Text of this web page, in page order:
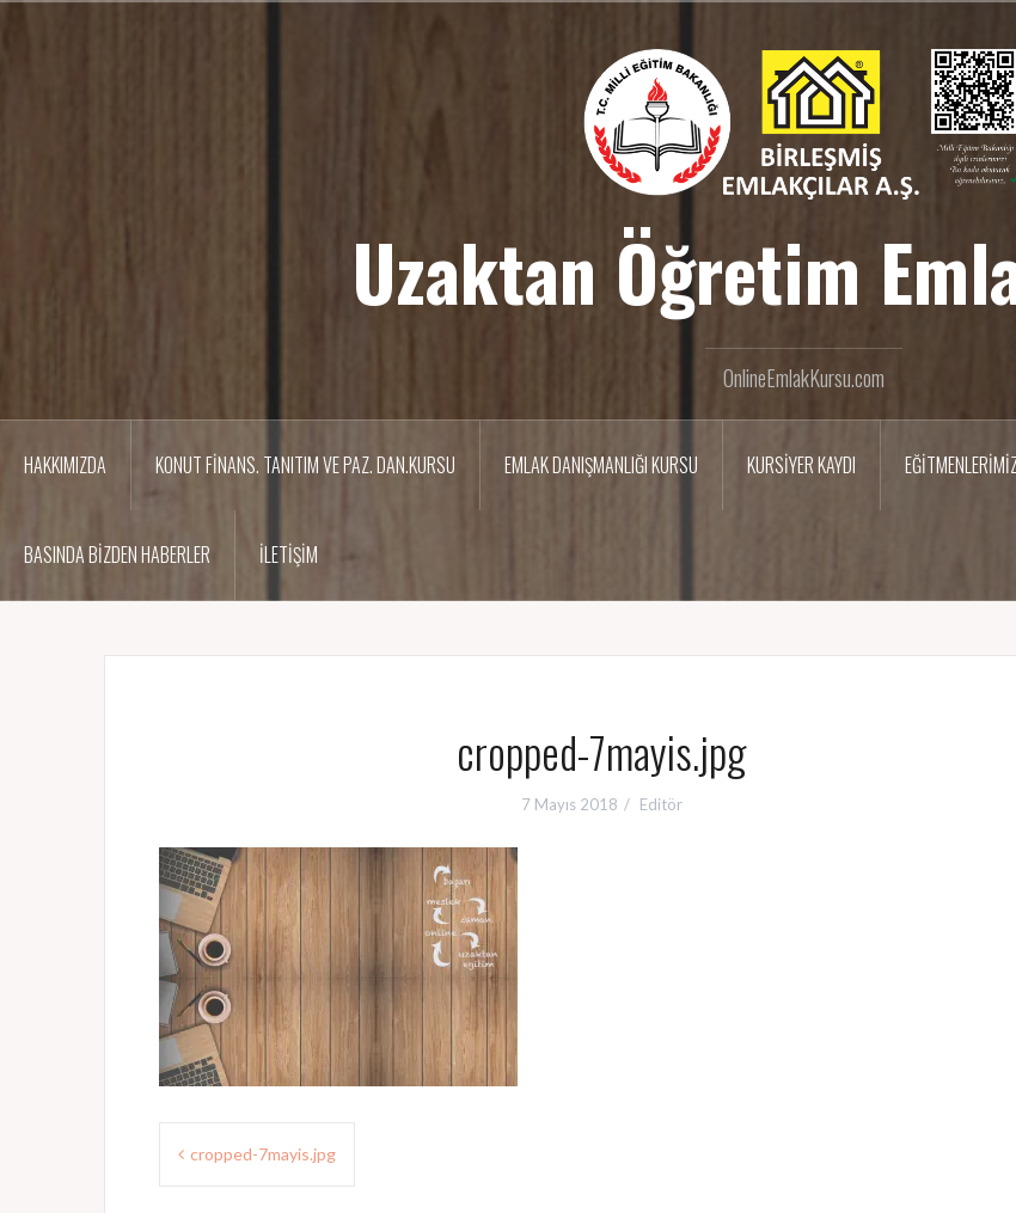
Uzaktan Öğretim
OnlineEmlakKursu.com
HAKKIMIZDA KONUT FİNANS. TANITIM VE PAZ. DAN.KURSU EMLAK DANIŞMANLIĞI KURSU KURSİYER KAYDI
BASINDA BİZDEN HABERLER İLETİŞİM
cropped-7mayis.jpg
7 Mayıs 2018 Editör
cropped-7mayis.jpg